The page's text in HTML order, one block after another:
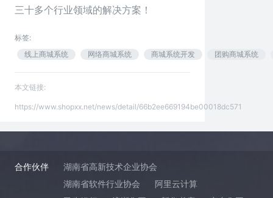
三十多个行业领域的解决方案！
标签:
线上商城系统
网络商城系统 商城系统开发 团购商城系统
本文链接:
https://www.shopxx.net/news/detail/66b2ee669194be00018dc571
合作伙伴
湖南省高新技术企业协会
湖南省软件行业协会
阿里云计算